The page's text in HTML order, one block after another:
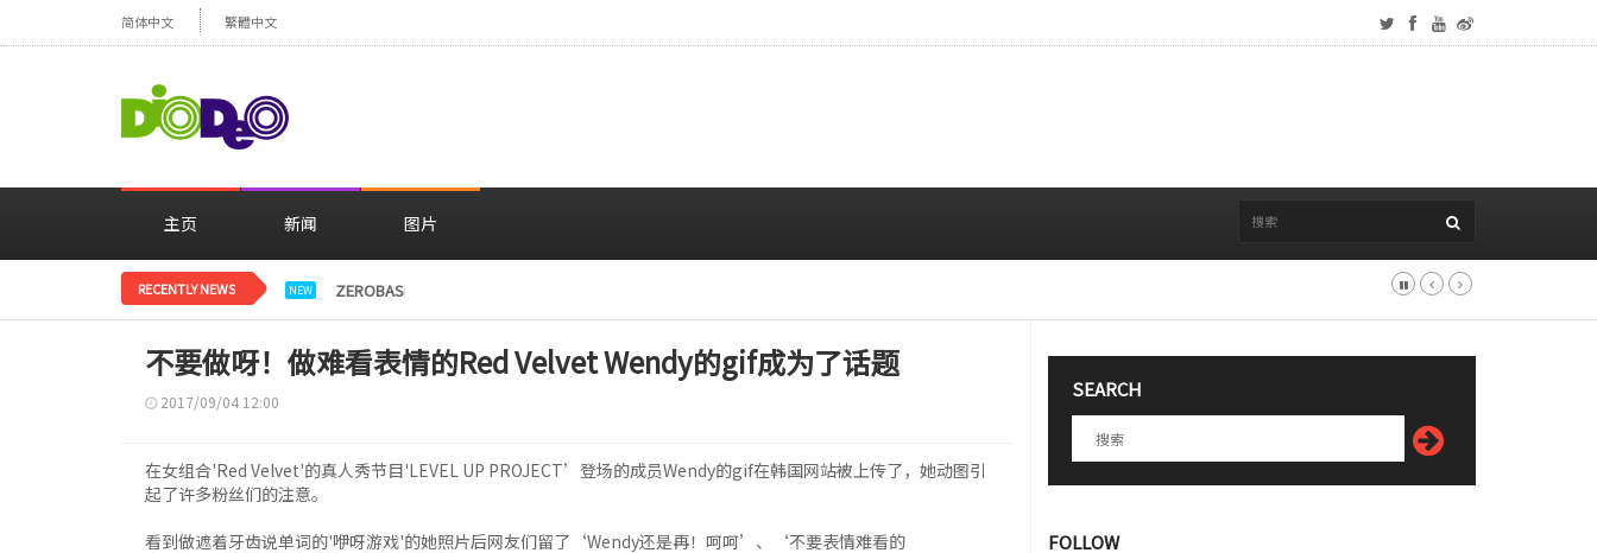
简体中文 繁體中文
主页 新闻 图片
RECENTLY NEWS NEW ZEROBASEONE登上日本杂志封面，稳固的全球影响力
不要做呀！做难看表情的Red Velvet Wendy的gif成为了话题
2017/09/04 12:00
在女组合'Red Velvet'的真人秀节目'LEVEL UP PROJECT’登场的成员Wendy的gif在韩国网站被上传了，她动图引
起了许多粉丝们的注意。
看到做遮着牙齿说单词的'咿呀游戏'的她照片后网友们留了‘Wendy还是再！呵呵’、‘不要表情难看的
SEARCH
FOLLOW